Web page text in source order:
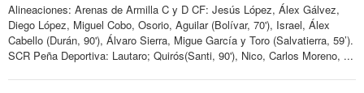
Alineaciones: Arenas de Armilla C y D CF: Jesús López, Álex Gálvez,
Diego López, Miguel Cobo, Osorio, Aguilar (Bolívar, 70'), Israel, Álex
Cabello (Durán, 90'), Álvaro Sierra, Migue García y Toro (Salvatierra, 59’).
SCR Peña Deportiva: Lautaro; Quirós(Santi, 90'), Nico, Carlos Moreno, ...